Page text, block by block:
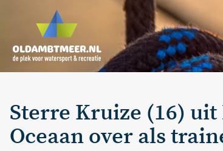
Sterre Kruize (16)
Oceaan over als